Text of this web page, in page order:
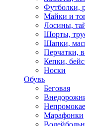
Футболки,
Майки и
Лосины,
Шорты,
Шапки,
Перчатки,
Кепки,
Носки
Обувь
Беговая
Марафонки